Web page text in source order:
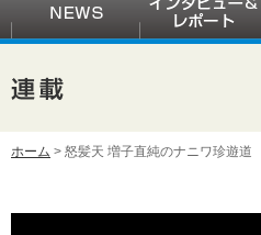
ホーム > 怒髪天 増子直純のナニワ珍遊道